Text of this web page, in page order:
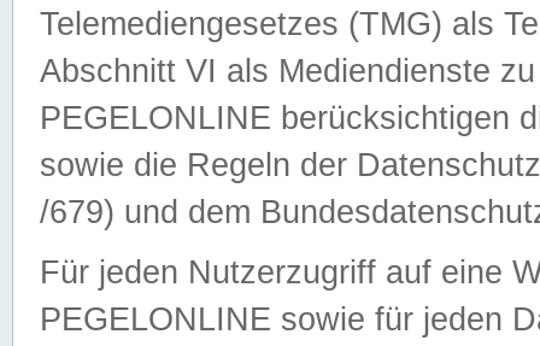
Telemediengesetzes (TMG) als
Abschnitt VI als Mediendienste
PEGELONLINE berücksichtigen
sowie die Regeln der
/679) und dem
Für jeden Nutzerzugriff auf eine
PEGELONLINE sowie für jeden